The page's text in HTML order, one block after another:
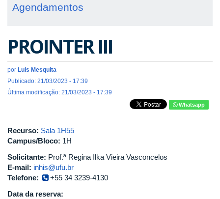
Agendamentos
PROINTER III
por Luis Mesquita
Publicado: 21/03/2023 - 17:39
Última modificação: 21/03/2023 - 17:39
Whatsapp
Recurso: Sala 1H55
Campus/Bloco: 1H
Solicitante: Prof.ª Regina Ilka Vieira Vasconcelos
E-mail: inhis@ufu.br
Telefone:
+55 34 3239-4130
Data da reserva: